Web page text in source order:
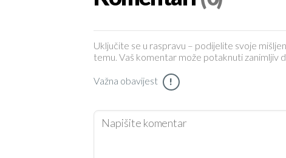
Uključite se u raspravu – podijelite svoje
temu. Vaš komentar može potaknuti zanimljiv
Važna obavijest !